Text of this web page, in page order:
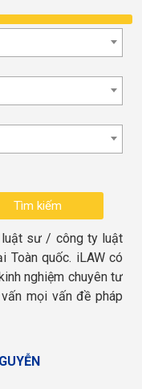
sư / công ty luật
Toàn quốc. iLAW có
nghiệm chuyên tư
mọi vấn đề pháp